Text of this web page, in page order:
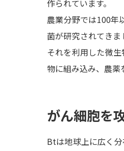
作られています。
農業分野では100年
菌が研究されてき
それを利用した微
物に組み込み、農薬
がん細胞を
Btは地球上に広く